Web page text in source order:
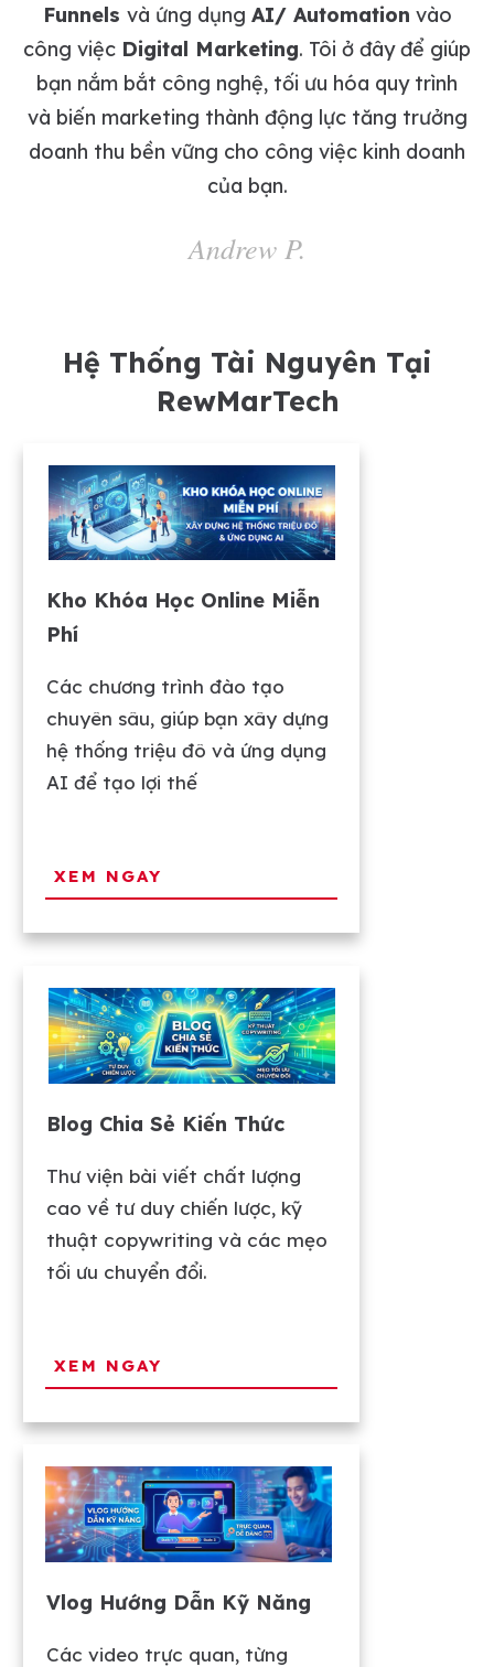
Funnels và ứng dụng AI/ Automation vào
công việc Digital Marketing. Tôi ở đây để giúp
bạn nắm bắt công nghệ, tối ưu hóa quy trình
và biến marketing thành động lực tăng trưởng
doanh thu bền vững cho công việc kinh doanh
của bạn.
Andrew P.
Hệ Thống Tài Nguyên Tại
RewMarTech
Kho Khóa Học Online Miễn
Phí
Các chương trình đào tạo
chuyên sâu, giúp bạn xây dựng
hệ thống triệu đô và ứng dụng
AI để tạo lợi thế
XEM NGAY
Blog Chia Sẻ Kiến Thức
Thư viện bài viết chất lượng
cao về tư duy chiến lược, kỹ
thuật copywriting và các mẹo
tối ưu chuyển đổi.
XEM NGAY
Vlog Hướng Dẫn Kỹ Năng
Các video trực quan, từng